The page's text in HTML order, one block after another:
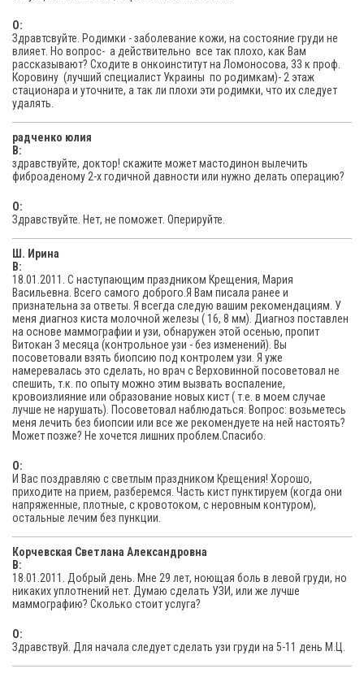
O:
Здравтсвуйте. Родимки - заболевание кожи, на состояние груди не
влияет. Но вопрос- а действительно все так плохо, как Вам
рассказывают? Сходите в онкоинститут на Ломоносова, 33 к проф.
Коровину (лучший специалист Украины по родимкам)- 2 этаж
стационара и уточните, а так ли плохи эти родимки, что их следует
удалять.
радченко юлия
В:
здравствуйте, доктор! скажите может мастодинон вылечить
фиброаденому 2-х годичной давности или нужно делать операцию?
O:
Здравствуйте. Нет, не поможет. Оперируйте.
Ш. Ирина
В:
18.01.2011. С наступающим праздником Крещения, Мария
Васильевна. Всего самого доброго.Я Вам писала ранее и
признательна за ответы. Я всегда следую вашим рекомендациям. У
меня диагноз киста молочной железы ( 16, 8 мм). Диагноз поставлен
на основе маммографии и узи, обнаружен этой осенью, пропит
Витокан 3 месяца (контрольное узи - без изменений). Вы
посоветовали взять биопсию под контролем узи. Я уже
намеревалась это сделать, но врач с Верховинной посоветовал не
спешить, т.к. по опыту можно этим вызвать воспаление,
кровоизлияние или образование новых кист ( т.е. в моем случае
лучше не нарушать). Посоветовал наблюдаться. Вопрос: возьметесь
меня лечить без биопсии или все же рекомендуете на ней настоять?
Может позже? Не хочется лишних проблем.Спасибо.
O:
И Вас поздравляю с светлым праздником Крещения! Хорошо,
приходите на прием, разберемся. Часть кист пунктируем (когда они
напряженные, плотные, с кровотоком, с неровным контуром),
остальные лечим без пункции.
Корчевская Светлана Александровна
В:
18.01.2011. Добрый день. Мне 29 лет, ноющая боль в левой груди, но
никаких уплотнений нет. Думаю сделать УЗИ, или же лучше
маммографию? Сколько стоит услуга?
O:
Здравствуй. Для начала следует сделать узи груди на 5-11 день М.Ц.